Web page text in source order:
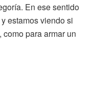
En ese sentido
estamos viendo si
para armar un